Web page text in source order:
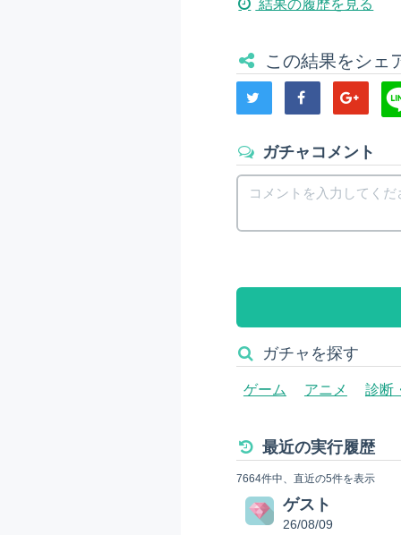
結果の履歴を見る
この結果をシェ
ガチャコメント
ガチャを探す
ゲーム アニメ 診断
最近の実行履歴
7664件中、直近の5件を表示
ゲスト
26/08/09